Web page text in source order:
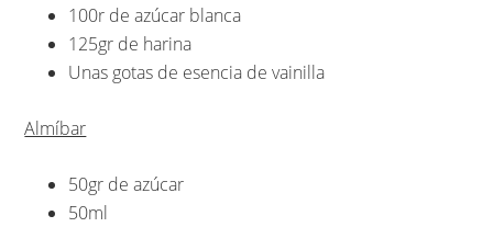
100r de azúcar blanca
125gr de harina
Unas gotas de esencia de vainilla
Almíbar
50gr de azúcar
50ml